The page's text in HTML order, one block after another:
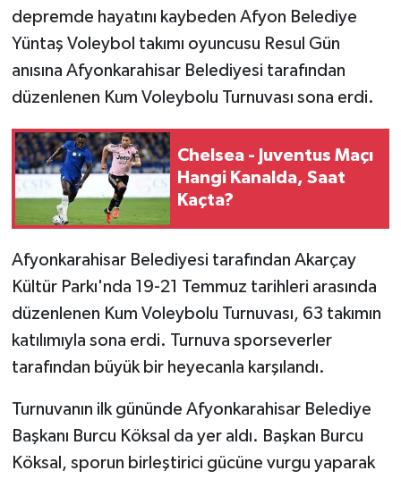
depremde hayatını kaybeden Afyon Belediye
Yüntaş Voleybol takımı oyuncusu Resul Gün
anısına Afyonkarahisar Belediyesi tarafından
düzenlenen Kum Voleybolu Turnuvası sona erdi.
Chelsea - Juventus Maçı
Hangi Kanalda, Saat
Kaçta?
Afyonkarahisar Belediyesi tarafından Akarçay
Kültür Parkı'nda 19-21 Temmuz tarihleri arasında
düzenlenen Kum Voleybolu Turnuvası, 63 takımın
katılımıyla sona erdi. Turnuva sporseverler
tarafından büyük bir heyecanla karşılandı.
Turnuvanın ilk gününde Afyonkarahisar Belediye
Başkanı Burcu Köksal da yer aldı. Başkan Burcu
Köksal, sporun birleştirici gücüne vurgu yaparak